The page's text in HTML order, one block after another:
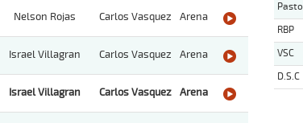
Nelson Rojas Carlos Vasquez Arena
Israel Villagran Carlos Vasquez Arena
Israel Villagran Carlos Vasquez Arena
Pasto
RBP
VSC
D.S.C